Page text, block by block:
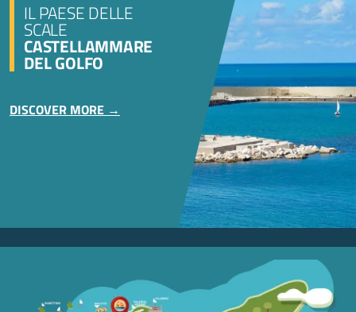
IL PAESE DELLE
SCALE
CASTELLAMMARE
DEL GOLFO
DISCOVER MORE